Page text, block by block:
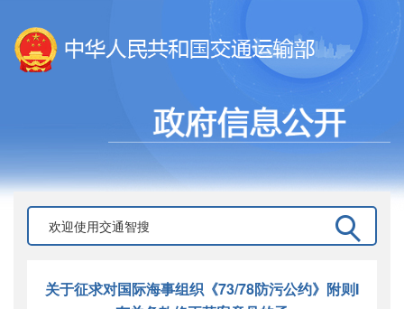
关于征求对国际海事组织《73/78防污公约》附则I